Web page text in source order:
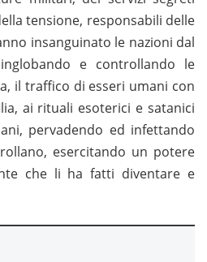
tensione, responsabili delle
insanguinato le nazioni dal
e controllando le
il traffico di esseri umani con
ai rituali esoterici e satanici
pervadendo ed infettando
esercitando un potere
che li ha fatti diventare e